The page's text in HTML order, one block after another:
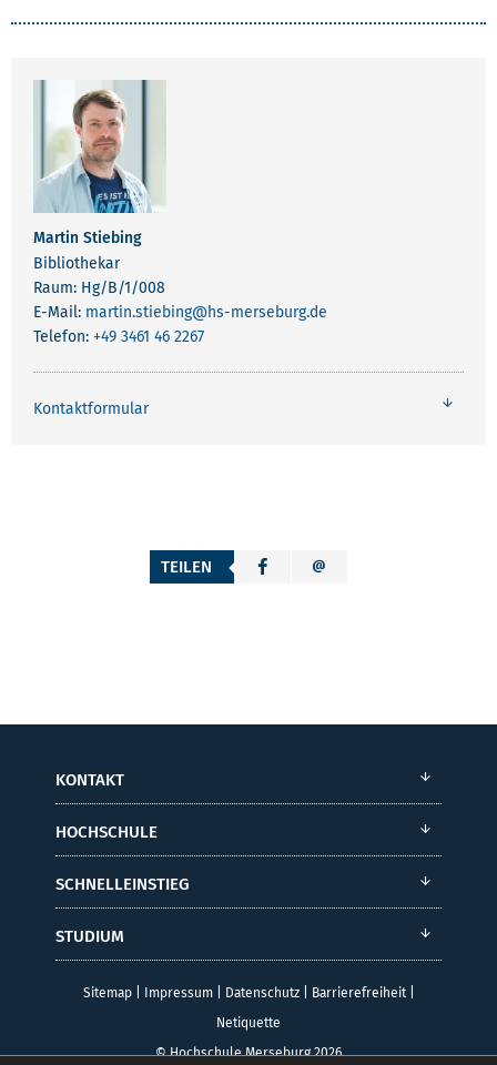
Martin Stiebing
Bibliothekar
Raum: Hg/B/1/008
E-Mail: martin.stiebing@hs-merseburg.de
Telefon: +49 3461 46 2267
Kontaktformular
TEILEN
KONTAKT
HOCHSCHULE
SCHNELLEINSTIEG
STUDIUM
Sitemap| Impressum| Datenschutz| Barrierefreiheit|
Netiquette
© Hochschule Merseburg 2026